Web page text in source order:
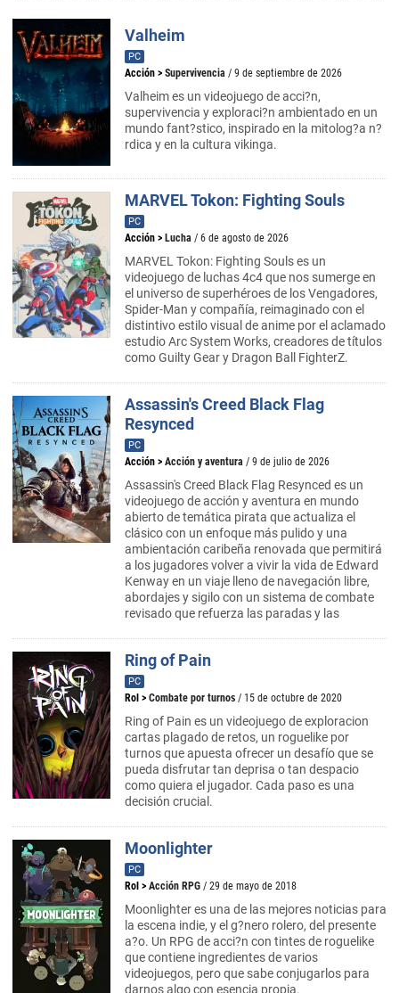
Valheim
PC
Acción > Supervivencia / 9 de septiembre de 2026
Valheim es un videojuego de acci?n,
supervivencia y exploraci?n ambientado en un
mundo fant?stico, inspirado en la mitolog?a n?
rdica y en la cultura vikinga.
MARVEL Tokon: Fighting Souls
PC
Acción > Lucha / 6 de agosto de 2026
MARVEL Tokon: Fighting Souls es un
videojuego de luchas 4c4 que nos sumerge en
el universo de superhéroes de los Vengadores,
Spider-Man y compañía, reimaginado con el
distintivo estilo visual de anime por el aclamado
estudio Arc System Works, creadores de títulos
como Guilty Gear y Dragon Ball FighterZ.
Assassin's Creed Black Flag
Resynced
PC
Acción > Acción y aventura / 9 de julio de 2026
Assassin's Creed Black Flag Resynced es un
videojuego de acción y aventura en mundo
abierto de temática pirata que actualiza el
clásico con un enfoque más pulido y una
ambientación caribeña renovada que permitirá
a los jugadores volver a vivir la vida de Edward
Kenway en un viaje lleno de navegación libre,
abordajes y sigilo con un sistema de combate
revisado que refuerza las paradas y las
Ring of Pain
PC
Rol > Combate por turnos / 15 de octubre de 2020
Ring of Pain es un videojuego de exploracion
cartas plagado de retos, un roguelike por
turnos que apuesta ofrecer un desafío que se
pueda disfrutar tan deprisa o tan despacio
como quiera el jugador. Cada paso es una
decisión crucial.
Moonlighter
PC
Rol > Acción RPG / 29 de mayo de 2018
Moonlighter es una de las mejores noticias para
la escena indie, y el g?nero rolero, del presente
a?o. Un RPG de acci?n con tintes de roguelike
que contiene ingredientes de varios
videojuegos, pero que sabe conjugarlos para
darnos algo con esencia propia.